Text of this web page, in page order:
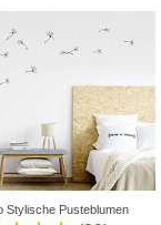
Stylische Pusteblumen